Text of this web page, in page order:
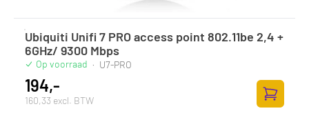
Ubiquiti Unifi 7 PRO access point 802.11be 2,4 +
6GHz/ 9300 Mbps
Op voorraad · U7-PRO
194,-
160,33 excl. BTW